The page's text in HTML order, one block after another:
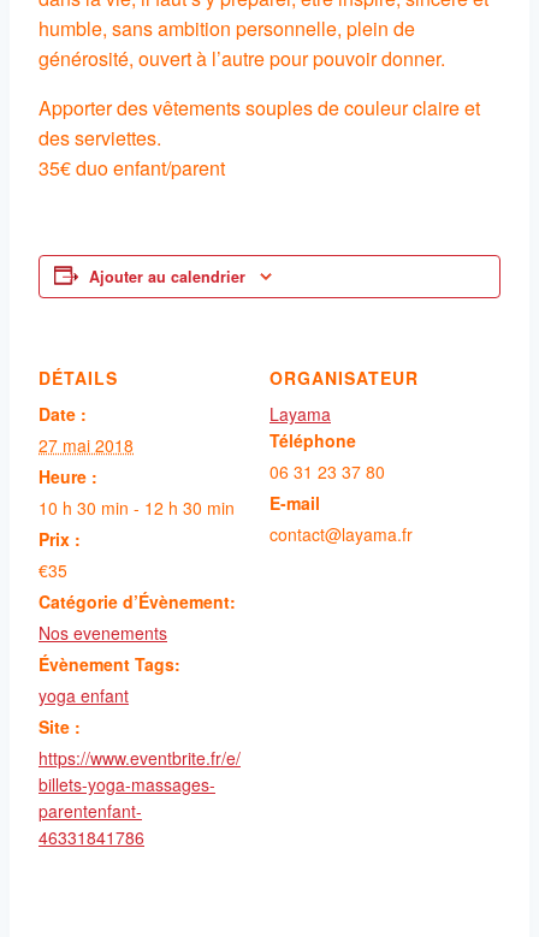
humble, sans ambition personnelle, plein de
générosité, ouvert à l’autre pour pouvoir donner.
Apporter des vêtements souples de couleur claire et
des serviettes.
35€ duo enfant/parent
Ajouter au calendrier
DÉTAILS
Date :
27 mai 2018
Heure :
10 h 30 min - 12 h 30 min
Prix :
€35
Catégorie d’Évènement:
Nos evenements
Évènement Tags:
yoga enfant
Site :
https://www.eventbrite.fr/e/
billets-yoga-massages-
parentenfant-
46331841786
ORGANISATEUR
Layama
Téléphone
06 31 23 37 80
E-mail
contact@layama.fr